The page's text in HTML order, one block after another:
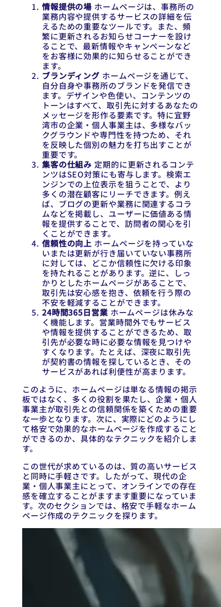
情報提供の場 ホームページは、事務所の
業務内容や提供するサービスの詳細を伝
えるための重要なツールです。また、頻
繁に更新されるお知らせコーナーを設け
ることで、最新情報やキャンペーンなど
をお客様に効果的に知らせることができ
ます。
ブランディング ホームページを通じて、
自分自身や事務所のブランドを発信でき
ます。デザインや色使い、コンテンツの
トーンはすべて、取引先に対するあなたの
メッセージを形作る要素です。特に宜野
湾市の企業・個人事業主は、多様なバッ
クグラウンドや専門性を持つため、それ
を反映した個別の魅力を打ち出すことが
重要です。
集客の仕組み 定期的に更新されるコンテ
ンツはSEO対策にも寄与します。検索エ
ンジンでの上位表示を狙うことで、より
多くの潜在顧客にリーチできます。例え
ば、ブログの更新や業務に関連するコラ
ムなどを掲載し、ユーザーに価値ある情
報を提供することで、訪問者の関心を引
くことができます。
信頼性の向上 ホームページを持っていな
いまたは更新が行き届いていない事務所
に対しては、どこか信頼性に欠ける印象
を持たれることがあります。逆に、しっ
かりとしたホームページがあることで、
取引先は安心感を抱き、依頼を行う際の
不安を軽減することができます。
24時間365日営業ホームページは休みな
く機能します。営業時間外でもサービス
や情報を提供することができるため、取
引先が必要な時に必要な情報を見つけや
すくなります。たとえば、深夜に取引先
が契約書の情報を探しているとき、その
サービスがあれば利便性が高まります。
このように、ホームページは単なる情報の掲示
板ではなく、多くの役割を果たし、企業・個人
事業主が取引先との信頼関係を築くための重要
な一歩となります。次に、実際にどのようにし
て格安で効果的なホームページを作成すること
ができるのか、具体的なテクニックを紹介しま
す。
この世代が求めているのは、質の高いサービス
と同時に手軽さです。したがって、現代の企
業・個人事業主にとって、オンラインでの存在
感を確立することがますます重要になっていま
す。次のセクションでは、格安で手軽なホーム
ページ作成のテクニックを探ります。